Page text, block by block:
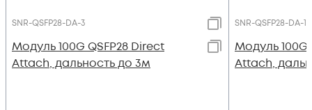
SNR-QSFP28-DA-3
Модуль 100G QSFP28 Direct
Attach, дальность до 3м
SNR-QSFP28-DA-1
Модуль 100G
Attach,